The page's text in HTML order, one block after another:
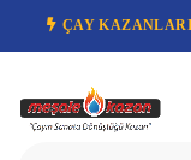
ÇAY